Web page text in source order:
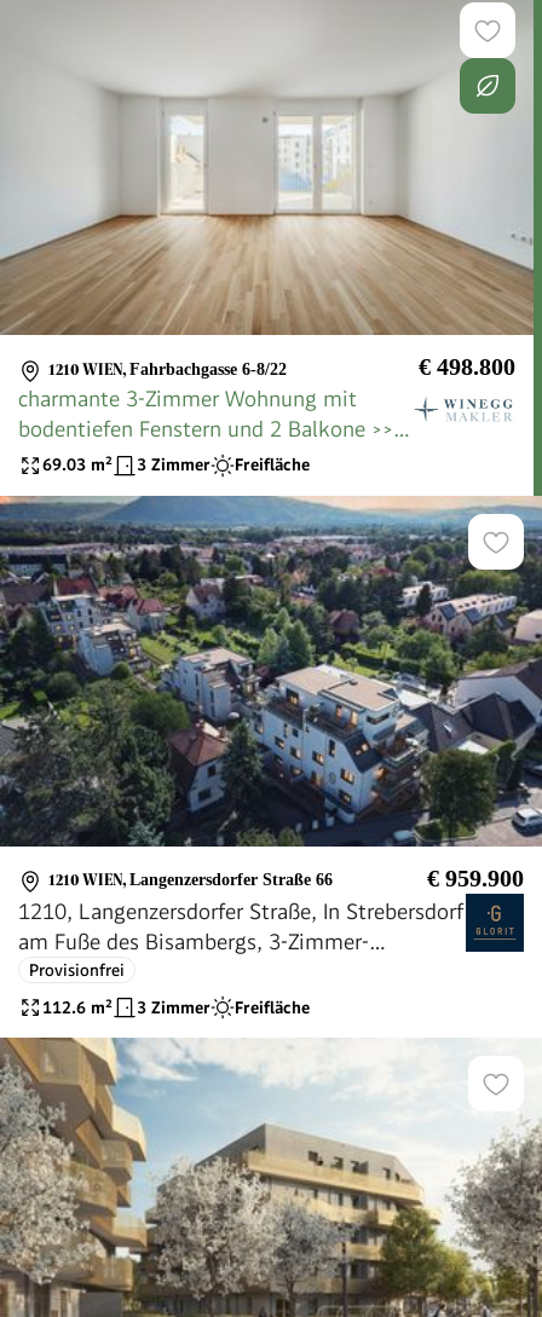
1210 WIEN, Fahrbachgasse 6-8/22 € 498.800
charmante 3-Zimmer Wohnung mit
bodentiefen Fenstern und 2 Balkone >>
Top Anbindung
69.03 m² 3 Zimmer Freifläche
1210 WIEN, Langenzersdorfer Straße 66 € 959.900
1210, Langenzersdorfer Straße, In Strebersdorf
am Fuße des Bisambergs, 3-Zimmer-
Eigentumswohnung
Provisionfrei
112.6 m² 3 Zimmer Freifläche